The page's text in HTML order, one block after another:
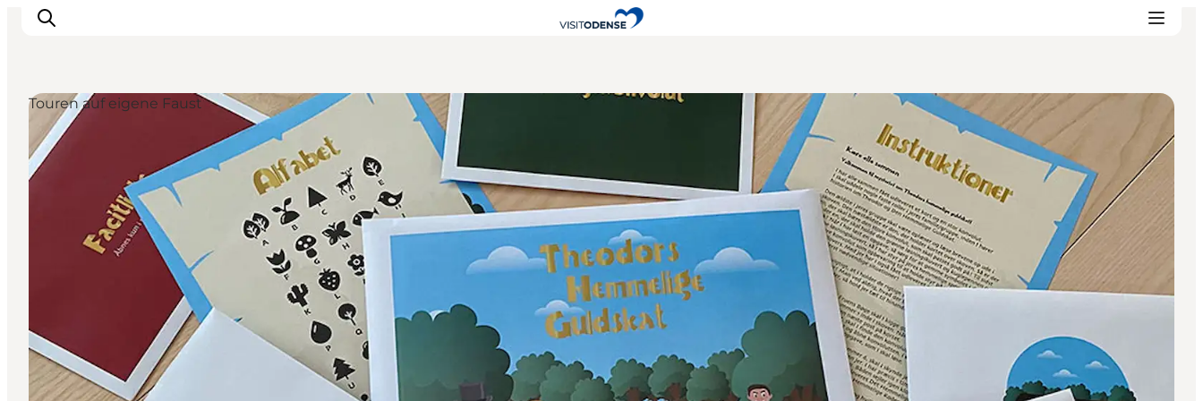
Odense erleben
Veranstaltungen
Reiseplanung
Inspiration
Touren auf eigene Faust